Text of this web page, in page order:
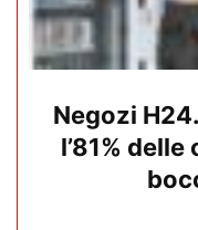
Negozi
l’81%